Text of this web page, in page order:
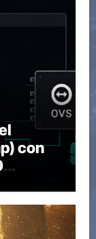
con